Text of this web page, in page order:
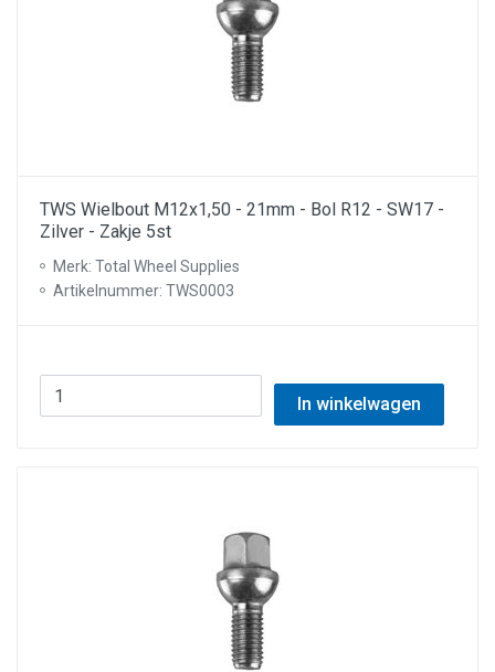
TWS Wielbout M12x1,50 - 21mm - Bol R12 - SW17 -
Zilver - Zakje 5st
Merk: Total Wheel Supplies
Artikelnummer: TWS0003
In winkelwagen